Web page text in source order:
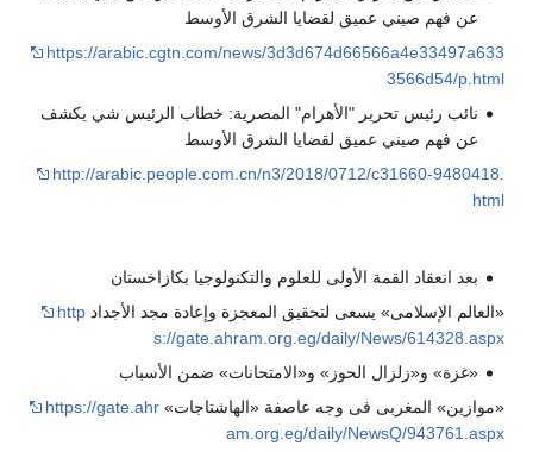
عن فهم صيني عميق لقضايا الشرق الأوسط
https://arabic.cgtn.com/news/3d3d674d66566a4e33497a633
3566d54/p.html
نائب رئيس تحرير "الأهرام" المصرية: خطاب الرئيس شي يكشف
عن فهم صيني عميق لقضايا الشرق الأوسط
http://arabic.people.com.cn/n3/2018/0712/c31660-9480418.
html
بعد انعقاد القمة الأولى للعلوم والتكنولوجيا بكازاخستان
«العالم الإسلامى» يسعى لتحقيق المعجزة وإعادة مجد الأجداد http
s://gate.ahram.org.eg/daily/News/614328.aspx
«غزة» و«زلزال الحوز» و«الامتحانات» ضمن الأسباب
«موازين» المغربى فى وجه عاصفة «الهاشتاجات» https://gate.ahr
am.org.eg/daily/NewsQ/943761.aspx